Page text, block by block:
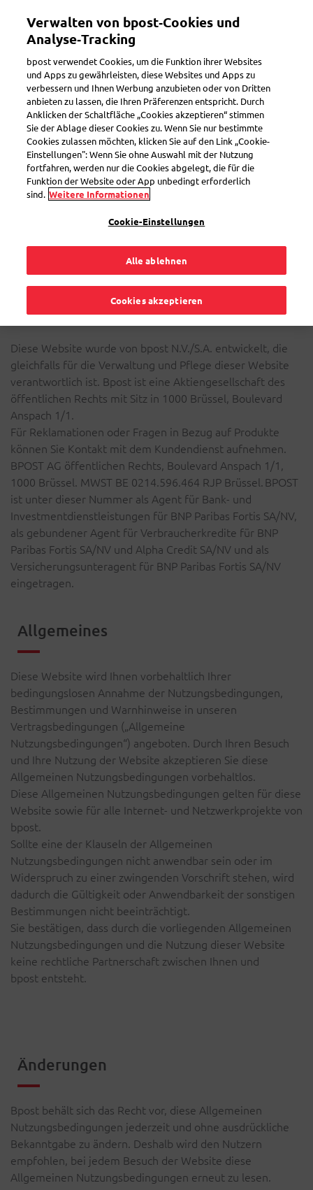
Toggle navigation
Haftungsausschluss
Diese Website wurde von bpost N.V./S.A. entwickelt, die
gleichfalls für die Verwaltung und Pflege dieser Website
verantwortlich ist. Bpost ist eine Aktiengesellschaft des
öffentlichen Rechts mit Sitz in 1000 Brüssel, Boulevard
Anspach 1/1.
Für Reklamationen oder Fragen in Bezug auf Produkte
können Sie Kontakt mit dem Kundendienst aufnehmen.
BPOST AG öffentlichen Rechts, Boulevard Anspach 1/1,
1000 Brüssel. MWST BE 0214.596.464 RJP Brüssel. BPOST
ist unter dieser Nummer als Agent für Bank- und
Investmentdienstleistungen für BNP Paribas Fortis SA/NV,
als gebundener Agent für Verbraucherkredite für BNP
Paribas Fortis SA/NV und Alpha Credit SA/NV und als
Versicherungsunteragent für BNP Paribas Fortis SA/NV
eingetragen.
Allgemeines
Diese Website wird Ihnen vorbehaltlich Ihrer
bedingungslosen Annahme der Nutzungsbedingungen,
Bestimmungen und Warnhinweise in unseren
Vertragsbedingungen („Allgemeine
Nutzungsbedingungen“) angeboten. Durch Ihren Besuch
und Ihre Nutzung der Website akzeptieren Sie diese
Allgemeinen Nutzungsbedingungen vorbehaltlos.
Diese Allgemeinen Nutzungsbedingungen gelten für diese
Website sowie für alle Internet- und Netzwerkprojekte von
bpost.
Sollte eine der Klauseln der Allgemeinen
Nutzungsbedingungen nicht anwendbar sein oder im
Widerspruch zu einer zwingenden Vorschrift stehen, wird
dadurch die Gültigkeit oder Anwendbarkeit der sonstigen
Bestimmungen nicht beeinträchtigt.
Sie bestätigen, dass durch die vorliegenden Allgemeinen
Nutzungsbedingungen und die Nutzung dieser Website
keine rechtliche Partnerschaft zwischen Ihnen und
bpost entsteht.
Änderungen
Bpost behält sich das Recht vor, diese Allgemeinen
Nutzungsbedingungen jederzeit und ohne ausdrückliche
Bekanntgabe zu ändern. Deshalb wird den Nutzern
empfohlen, bei jedem Besuch der Website diese
Allgemeinen Nutzungsbedingungen erneut zu lesen.
Verwalten von bpost‑Cookies und
Analyse‑Tracking
bpost verwendet Cookies, um die Funktion ihrer Websites
und Apps zu gewährleisten, diese Websites und Apps zu
verbessern und Ihnen Werbung anzubieten oder von Dritten
anbieten zu lassen, die Ihren Präferenzen entspricht. Durch
Anklicken der Schaltfläche „Cookies akzeptieren“ stimmen
Sie der Ablage dieser Cookies zu. Wenn Sie nur bestimmte
Cookies zulassen möchten, klicken Sie auf den Link „Cookie-
Einstellungen": Wenn Sie ohne Auswahl mit der Nutzung
fortfahren, werden nur die Cookies abgelegt, die für die
Funktion der Website oder App unbedingt erforderlich
sind. Weitere Informationen
Cookie-Einstellungen
Alle ablehnen
Cookies akzeptieren